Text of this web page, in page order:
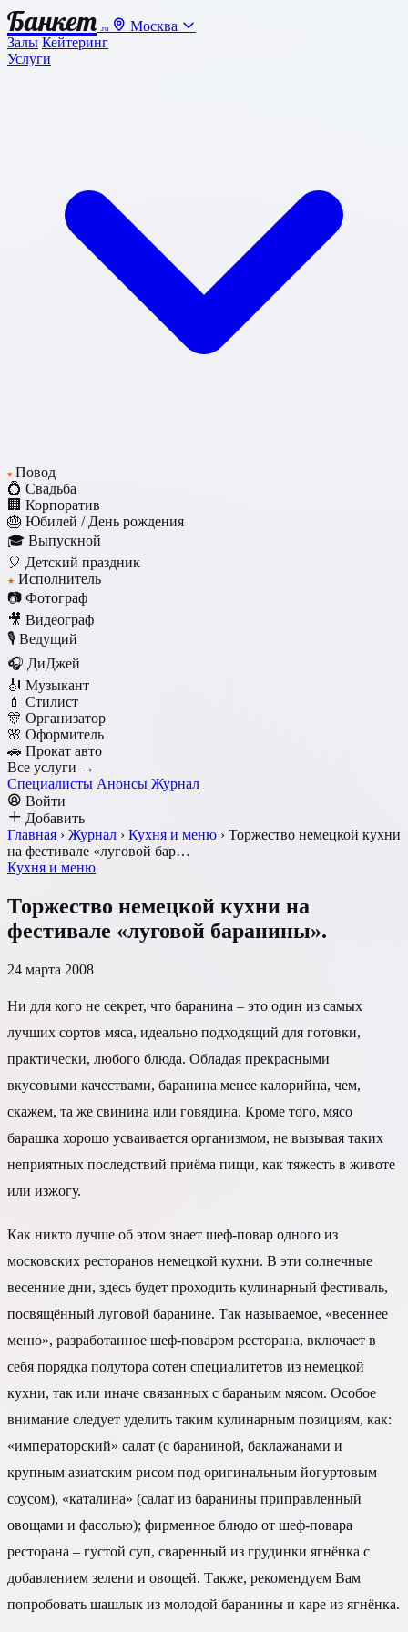
Банкет .ru
Москва
Залы Кейтеринг
Услуги
♥ Повод
💍 Свадьба
🏢 Корпоратив
🎂 Юбилей / День рождения
🎓 Выпускной
🎈 Детский праздник
★ Исполнитель
📷 Фотограф
🎥 Видеограф
🎙️ Ведущий
🎧 ДиДжей
🎻 Музыкант
💄 Стилист
🎊 Организатор
🌸 Оформитель
🚗 Прокат авто
Все услуги →
Специалисты Анонсы Журнал
Войти
Добавить
Главная › Журнал › Кухня и меню › Торжество немецкой кухни
на фестивале «луговой бар…
Кухня и меню
Торжество немецкой кухни на
фестивале «луговой баранины».
24 марта 2008
Ни для кого не секрет, что баранина – это один из самых
лучших сортов мяса, идеально подходящий для готовки,
практически, любого блюда. Обладая прекрасными
вкусовыми качествами, баранина менее калорийна, чем,
скажем, та же свинина или говядина. Кроме того, мясо
барашка хорошо усваивается организмом, не вызывая таких
неприятных последствий приёма пищи, как тяжесть в животе
или изжогу.
Как никто лучше об этом знает шеф-повар одного из
московских ресторанов немецкой кухни. В эти солнечные
весенние дни, здесь будет проходить кулинарный фестиваль,
посвящённый луговой баранине. Так называемое, «весеннее
меню», разработанное шеф-поваром ресторана, включает в
себя порядка полутора сотен специалитетов из немецкой
кухни, так или иначе связанных с бараньим мясом. Особое
внимание следует уделить таким кулинарным позициям, как:
«императорский» салат (с бараниной, баклажанами и
крупным азиатским рисом под оригинальным йогуртовым
соусом), «каталина» (салат из баранины приправленный
овощами и фасолью); фирменное блюдо от шеф-повара
ресторана – густой суп, сваренный из грудинки ягнёнка с
добавлением зелени и овощей. Также, рекомендуем Вам
попробовать шашлык из молодой баранины и каре из ягнёнка.